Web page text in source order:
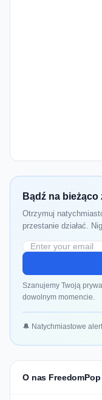
Bądź na bieżąco
Otrzymuj
przestanie działać.
Szanujemy Twoją
dowolnym momencie.
🔔 Natychmiastowe
O nas FreedomPop